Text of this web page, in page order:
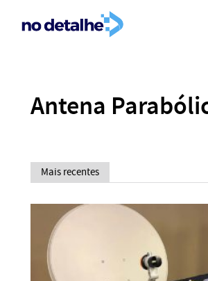
Antena
Mais recentes